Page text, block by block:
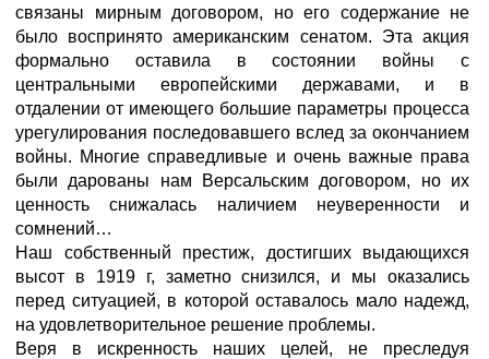
связаны мирным договором, но его содержание не
было воспринято американским сенатом. Эта акция
формально оставила в состоянии войны с
центральными европейскими державами, и в
отдалении от имеющего большие параметры процесса
урегулирования последовавшего вслед за окончанием
войны. Многие справедливые и очень важные права
были дарованы нам Версальским договором, но их
ценность снижалась наличием неуверенности и
сомнений…
Наш собственный престиж, достигших выдающихся
высот в 1919 г, заметно снизился, и мы оказались
перед ситуацией, в которой оставалось мало надежд,
на удовлетворительное решение проблемы.
Веря в искренность наших целей, не преследуя